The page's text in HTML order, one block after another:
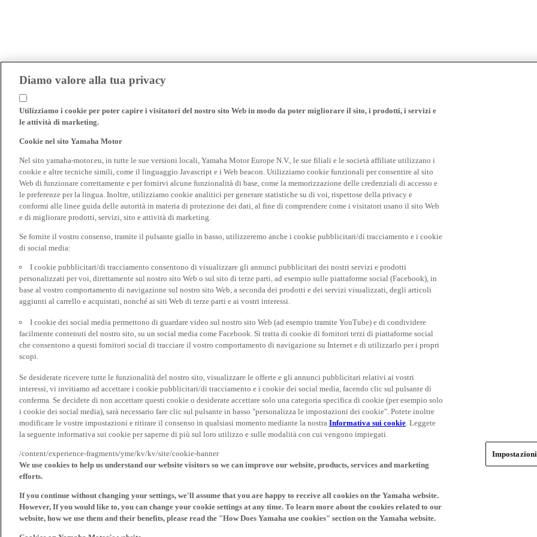
Diamo valore alla tua privacy
Utilizziamo i cookie per poter capire i visitatori del nostro sito Web in modo da poter migliorare il sito, i prodotti, i servizi e
le attività di marketing.
Cookie nel sito Yamaha Motor
Nel sito yamaha-motor.eu, in tutte le sue versioni locali, Yamaha Motor Europe N.V., le sue filiali e le società affiliate utilizzano i
cookie e altre tecniche simili, come il linguaggio Javascript e i Web beacon. Utilizziamo cookie funzionali per consentire al sito
Web di funzionare correttamente e per fornirvi alcune funzionalità di base, come la memorizzazione delle credenziali di accesso e
le preferenze per la lingua. Inoltre, utilizziamo cookie analitici per generare statistiche su di voi, rispettose della privacy e
conformi alle linee guida delle autorità in materia di protezione dei dati, al fine di comprendere come i visitatori usano il sito Web
e di migliorare prodotti, servizi, sito e attività di marketing.
Se fornite il vostro consenso, tramite il pulsante giallo in basso, utilizzeremo anche i cookie pubblicitari/di tracciamento e i cookie
di social media:
I cookie pubblicitari/di tracciamento consentono di visualizzare gli annunci pubblicitari dei nostri servizi e prodotti
personalizzati per voi, direttamente sul nostro sito Web o sul sito di terze parti, ad esempio sulle piattaforme social (Facebook), in
base al vostro comportamento di navigazione sul nostro sito Web, a seconda dei prodotti e dei servizi visualizzati, degli articoli
aggiunti al carrello e acquistati, nonché ai siti Web di terze parti e ai vostri interessi.
I cookie dei social media permettono di guardare video sul nostro sito Web (ad esempio tramite YouTube) e di condividere
facilmente contenuti del nostro sito, su un social media come Facebook. Si tratta di cookie di fornitori terzi di piattaforme social
che consentono a questi fornitori social di tracciare il vostro comportamento di navigazione su Internet e di utilizzarlo per i propri
scopi.
Se desiderate ricevere tutte le funzionalità del nostro sito, visualizzare le offerte e gli annunci pubblicitari relativi ai vostri
interessi, vi invitiamo ad accettare i cookie pubblicitari/di tracciamento e i cookie dei social media, facendo clic sul pulsante di
conferma. Se decidete di non accettare questi cookie o desiderate accettare solo una categoria specifica di cookie (per esempio solo
i cookie dei social media), sarà necessario fare clic sul pulsante in basso "personalizza le impostazioni dei cookie". Potete inoltre
modificare le vostre impostazioni e ritirare il consenso in qualsiasi momento mediante la nostra Informativa sui cookie. Leggete
la seguente informativa sui cookie per saperne di più sul loro utilizzo e sulle modalità con cui vengono impiegati.
/content/experience-fragments/yme/kv/kv/site/cookie-banner
We use cookies to help us understand our website visitors so we can improve our website, products, services and marketing
efforts.
If you continue without changing your settings, we'll assume that you are happy to receive all cookies on the Yamaha website.
However, If you would like to, you can change your cookie settings at any time. To learn more about the cookies related to our
website, how we use them and their benefits, please read the "How Does Yamaha use cookies" section on the Yamaha website.